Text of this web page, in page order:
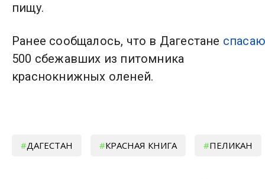
пищу.
Ранее сообщалось, что в Дагестане
500 сбежавших из питомника
краснокнижных оленей.
ДАГЕСТАН КРАСНАЯ КНИГА ПЕЛИКАН